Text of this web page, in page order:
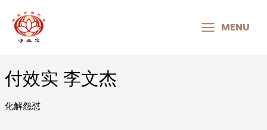
MENU
MENU
付效实 李文杰
化解怨怼
Post
navigation